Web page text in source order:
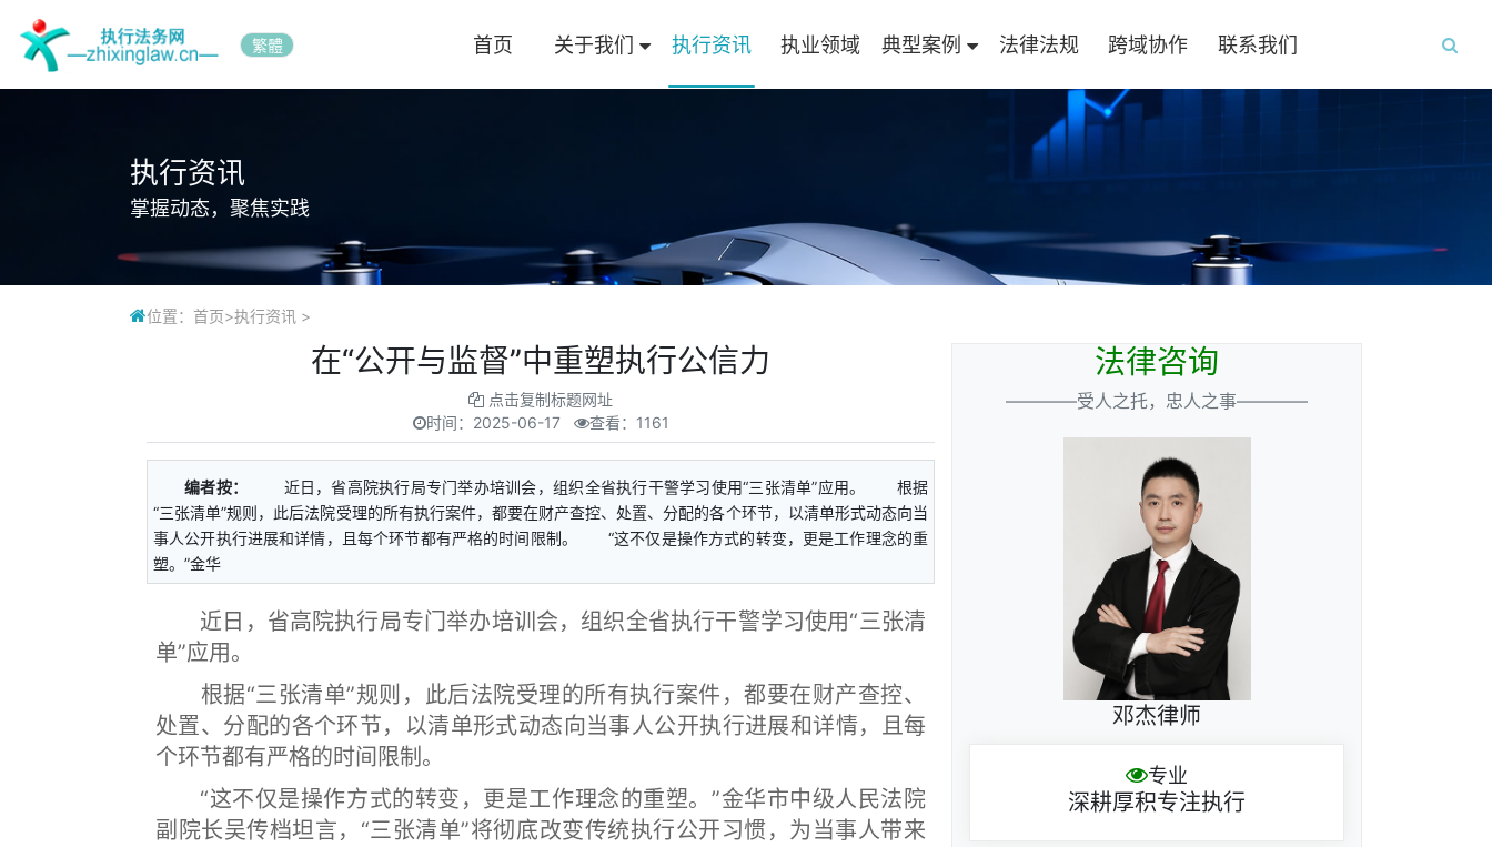
繁體 首页 关于我们 执行资讯 执业领域 典型案例 法律法规 跨域协作 联系我们
执行资讯
掌握动态，聚焦实践
位置： 首页>执行资讯 >
在“公开与监督”中重塑执行公信力
点击复制标题网址
时间： 2025-06-17 查看：1161
编者按：
近日，省高院执行局专门举办培训会，组织全省执行干警学习使用“三张清单”应用。 根据
“三张清单”规则，此后法院受理的所有执行案件，都要在财产查控、处置、分配的各个环节，以清单形式动态向当
事人公开执行进展和详情，且每个环节都有严格的时间限制。 “这不仅是操作方式的转变，更是工作理念的重
塑。”金华
近日，省高院执行局专门举办培训会，组织全省执行干警学习使用“三张清
单”应用。
根据“三张清单”规则，此后法院受理的所有执行案件，都要在财产查控、
处置、分配的各个环节，以清单形式动态向当事人公开执行进展和详情，且每
个环节都有严格的时间限制。
“这不仅是操作方式的转变，更是工作理念的重塑。”金华市中级人民法院
副院长吴传档坦言，“三张清单”将彻底改变传统执行公开习惯，为当事人带来
法律咨询
————受人之托，忠人之事————
邓杰律师
专业
深耕厚积专注执行